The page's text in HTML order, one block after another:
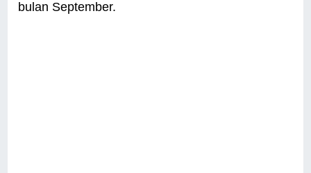
bulan September.